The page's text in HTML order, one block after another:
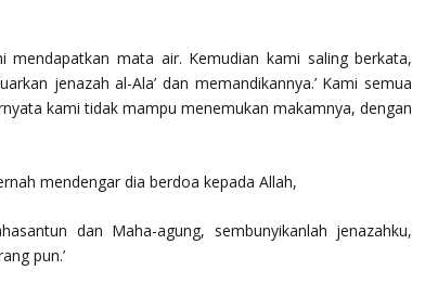
mata air. Kemudian kami saling berkata,
jenazah al-Ala’ dan memandikannya.’ Kami semua
kami tidak mampu menemukan makamnya, dengan
mendengar dia berdoa kepada Allah,
dan Maha-agung, sembunyikanlah jenazahku,
pun.’